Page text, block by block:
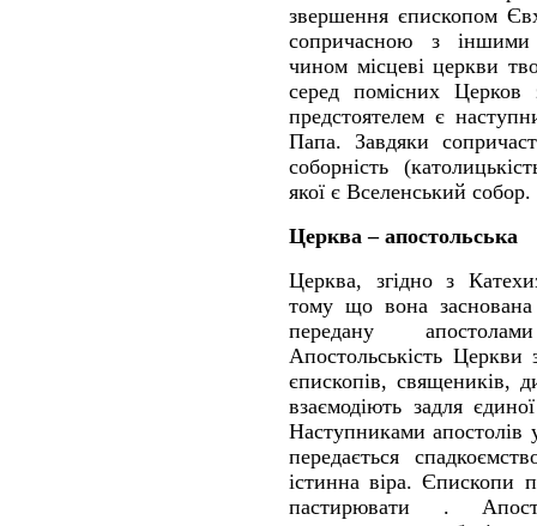
звершення єпископом
сопричасною з
чином місцеві церкви
серед помісних
предстоятелем є
Папа. Завдяки
соборність
якої є Вселенський собор.
Церква – апостольська
Церква, згідно з
тому що вона заснована
передану
Апостольськість Церкви
єпископів, священиків,
взаємодіють задля
Наступниками апостолів
передається
істинна віра. Єпископи
пастирювати .